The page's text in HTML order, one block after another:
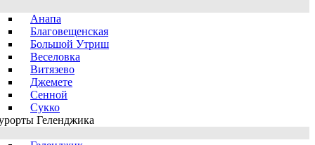
Анапа
Благовещенская
Большой Утриш
Веселовка
Витязево
Джемете
Сенной
Сукко
Геленджика